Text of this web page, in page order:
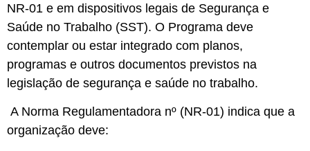
NR-01 e em dispositivos legais de Segurança e
Saúde no Trabalho (SST). O Programa deve
contemplar ou estar integrado com planos,
programas e outros documentos previstos na
legislação de segurança e saúde no trabalho.
A Norma Regulamentadora nº (NR-01) indica que a
organização deve: